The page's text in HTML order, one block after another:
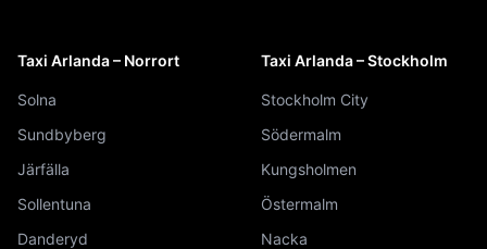
Taxi Arlanda – Norrort
Solna
Sundbyberg
Järfälla
Sollentuna
Danderyd
Taxi Arlanda – Stockholm
Stockholm City
Södermalm
Kungsholmen
Östermalm
Nacka